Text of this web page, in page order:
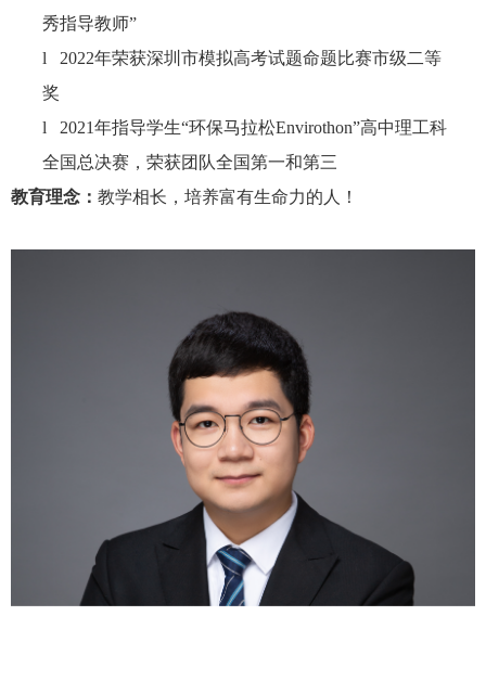
秀指导教师”
l
2022年荣获深圳市模拟高考试题命题比赛市级二等
奖
l
2021年指导学生“环保马拉松Envirothon”高中理工科
全国总决赛，荣获团队全国第一和第三
教育理念： 教学相长，培养富有生命力的人！